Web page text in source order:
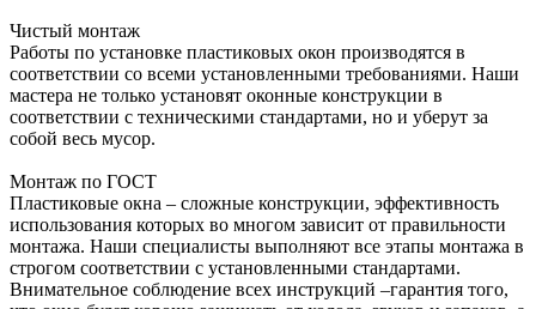
Чистый монтаж
Работы по установке пластиковых окон производятся в
соответствии со всеми установленными требованиями. Наши
мастера не только установят оконные конструкции в
соответствии с техническими стандартами, но и уберут за
собой весь мусор.
Монтаж по ГОСТ
Пластиковые окна – сложные конструкции, эффективность
использования которых во многом зависит от правильности
монтажа. Наши специалисты выполняют все этапы монтажа в
строгом соответствии с установленными стандартами.
Внимательное соблюдение всех инструкций –гарантия того,